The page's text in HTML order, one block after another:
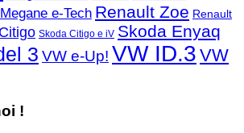
e-Tech Renault Zoe Renault
Skoda Citigo e iV Skoda Enyaq
3 VW e-Up! VW ID.3 VW
!